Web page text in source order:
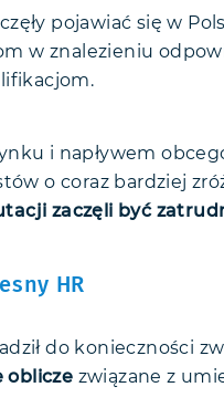
pojawiać się w
w znalezieniu
i napływem
o coraz bardziej
zaczęli być
HR
do konieczności
oblicze związane z